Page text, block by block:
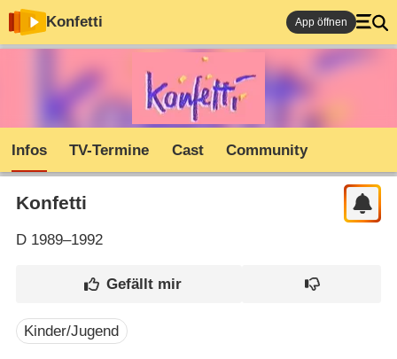
Konfetti App öffnen
Infos TV-Termine Cast Community
Konfetti
D1989–1992
Kinder/Jugend